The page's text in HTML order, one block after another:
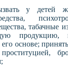
у детей
табачные
основе;